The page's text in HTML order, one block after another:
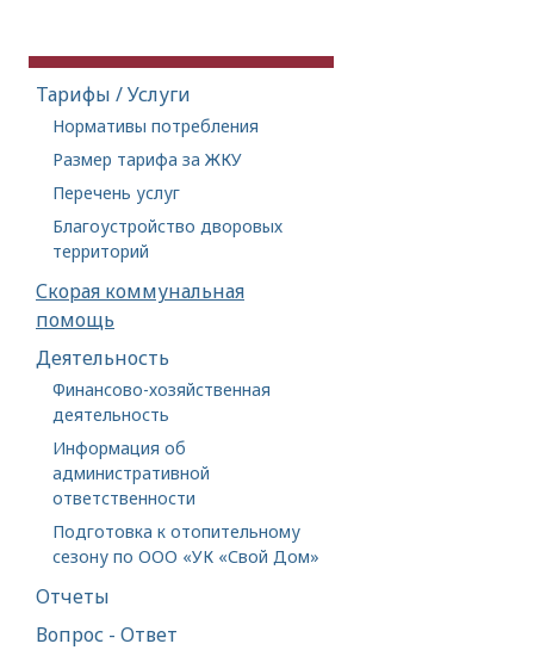
Тарифы / Услуги
Нормативы потребления
Размер тарифа за ЖКУ
Перечень услуг
Благоустройство дворовых
территорий
Скорая коммунальная
помощь
Деятельность
Финансово-хозяйственная
деятельность
Информация об
административной
ответственности
Подготовка к отопительному
сезону по ООО «УК «Свой Дом»
Отчеты
Вопрос - Ответ